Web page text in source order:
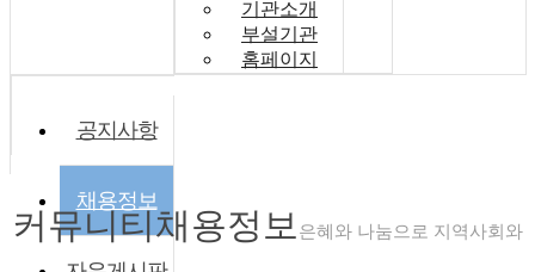
기관소개
부설기관
홈페이지
공지사항
채용정보
커뮤니티채용정보 은혜와 나눔으로 지역사회와